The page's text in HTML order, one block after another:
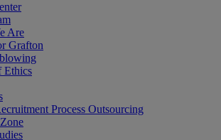
Are
Grafton
Ethics
Process Outsourcing